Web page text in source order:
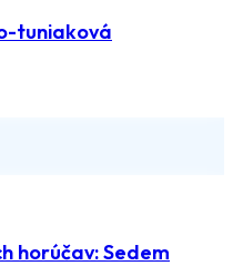
tuniaková
horúčav: Sedem